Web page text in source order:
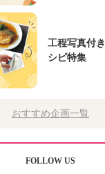
工程写真付
シピ特集
おすすめ企画一覧
FOLLOW US